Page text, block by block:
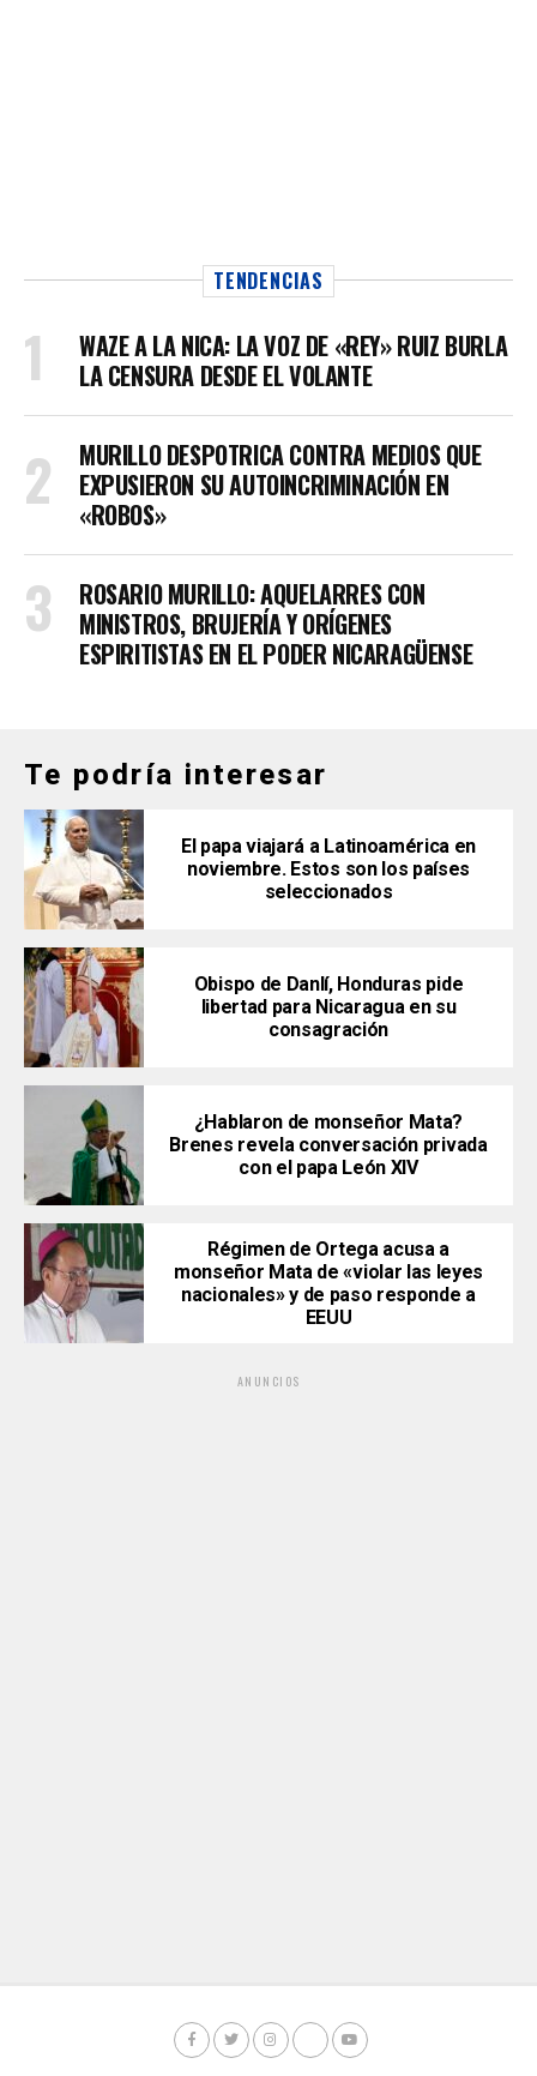
TENDENCIAS
WAZE A LA NICA: LA VOZ DE «REY» RUIZ BURLA
LA CENSURA DESDE EL VOLANTE
MURILLO DESPOTRICA CONTRA MEDIOS QUE
EXPUSIERON SU AUTOINCRIMINACIÓN EN
«ROBOS»
ROSARIO MURILLO: AQUELARRES CON
MINISTROS, BRUJERÍA Y ORÍGENES
ESPIRITISTAS EN EL PODER NICARAGÜENSE
Te podría interesar
El papa viajará a Latinoamérica en
noviembre. Estos son los países
seleccionados
Obispo de Danlí, Honduras pide
libertad para Nicaragua en su
consagración
¿Hablaron de monseñor Mata?
Brenes revela conversación privada
con el papa León XIV
Régimen de Ortega acusa a
monseñor Mata de «violar las leyes
nacionales» y de paso responde a
EEUU
ANUNCIOS